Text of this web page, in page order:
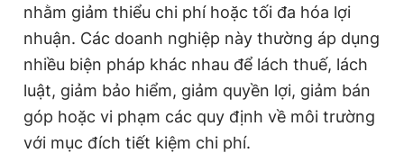
nhằm giảm thiểu chi phí hoặc tối đa hóa lợi
nhuận. Các doanh nghiệp này thường áp dụng
nhiều biện pháp khác nhau để lách thuế, lách
luật, giảm bảo hiểm, giảm quyền lợi, giảm bán
góp hoặc vi phạm các quy định về môi trường
với mục đích tiết kiệm chi phí.